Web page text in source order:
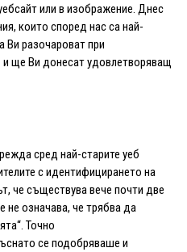
или в изображение. Днес
които според нас са най-
Ви разочароват при
ще Ви донесат удовлетворяващ
сред най-старите уеб
с идентифицирането на
че съществува вече почти две
не означава, че трябва да
Точно
се подобряваше и